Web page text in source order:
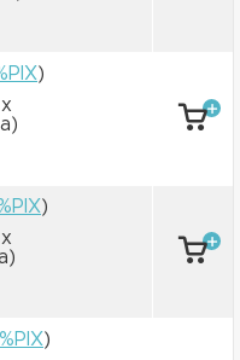
)
x
)
x
)